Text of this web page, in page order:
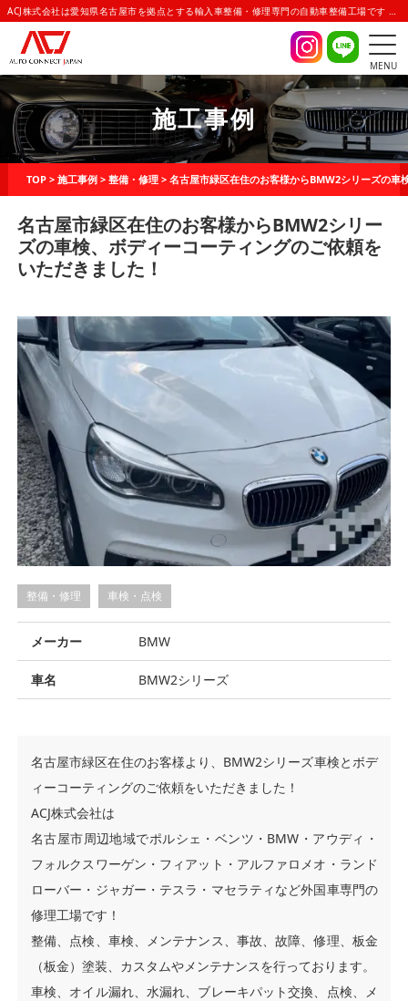
ACJ株式会社は愛知県名古屋市を拠点とする輸入車整備・修理専門の自動車整備工場です | AUTO CONNECT JAPAN(オートコネクトジャパン)
MENU
施工事例
TOP> 施工事例> 整備・修理> 名古屋市緑区在住のお客様からBMW2シリーズの車
名古屋市緑区在住のお客様からBMW2シリー
ズの車検、ボディーコーティングのご依頼を
いただきました！
整備・修理 車検・点検
メーカー BMW
車名 BMW2シリーズ
名古屋市緑区在住のお客様より、BMW2シリーズ車検とボデ
ィーコーティングのご依頼をいただきました！
ACJ株式会社は
名古屋市周辺地域でポルシェ・ベンツ・BMW・アウディ・
フォルクスワーゲン・フィアット・アルファロメオ・ランド
ローバー・ジャガー・テスラ・マセラティなど外国車専門の
修理工場です！
整備、点検、車検、メンテナンス、事故、故障、修理、板金
（板金）塗装、カスタムやメンテナンスを行っております。
車検、オイル漏れ、水漏れ、ブレーキパット交換、点検、メ